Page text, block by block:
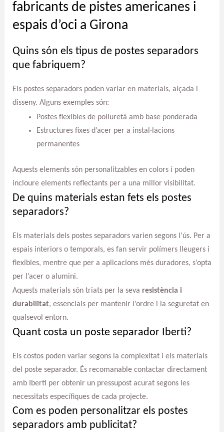
fabricants de pistes americanes i
espais d’oci a Girona
Quins són els tipus de postes separadors
que fabriquem?
Els postes separadors poden variar en materials, alçada i
disseny. Alguns exemples són:
Postes flexibles de poliuretà amb base ponderada
Estructures fixes d’acer per a instal·lacions
permanentes
Aquests elements són personalitzables en colors i poden
incloure elements reflectants per a una millor visibilitat.
De quins materials estan fets els postes
separadors?
Els materials dels postes separadors varien segons l’ús. Per a
espais interiors o temporals, es fan servir polímers lleugers i
flexibles, mentre que per a aplicacions més duradores, s’opta
per l’acer o alumini.
Aquests materials són triats per la seva resistència i
durabilitat, essencials per mantenir l’ordre i la seguretat en
qualsevol entorn.
Quant costa un poste separador Iberti?
Els costos poden variar segons la complexitat i els materials
del poste separador. És recomanable contactar directament
amb Iberti per obtenir un pressupost acurat segons les
necessitats específiques de cada projecte.
Com es poden personalitzar els postes
separadors amb publicitat?